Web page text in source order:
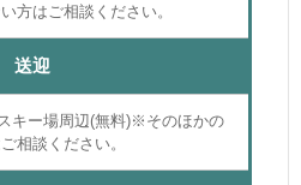
方はご相談ください。
送迎
キー場周辺(無料)※そのほかの
相談ください。